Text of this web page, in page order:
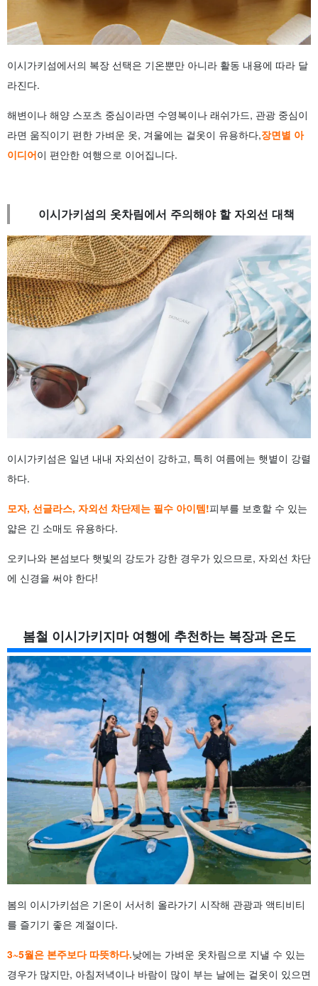
이시가키섬에서의 복장 선택은 기온뿐만 아니라 활동 내용에 따라 달
라진다.
해변이나 해양 스포츠 중심이라면 수영복이나 래쉬가드, 관광 중심이
라면 움직이기 편한 가벼운 옷, 겨울에는 겉옷이 유용하다,장면별 아
이디어이 편안한 여행으로 이어집니다.
이시가키섬의 옷차림에서 주의해야 할 자외선 대책
이시가키섬은 일년 내내 자외선이 강하고, 특히 여름에는 햇볕이 강렬
하다.
모자, 선글라스, 자외선 차단제는 필수 아이템!피부를 보호할 수 있는
얇은 긴 소매도 유용하다.
오키나와 본섬보다 햇빛의 강도가 강한 경우가 있으므로, 자외선 차단
에 신경을 써야 한다!
봄철 이시가키지마 여행에 추천하는 복장과 온도
봄의 이시가키섬은 기온이 서서히 올라가기 시작해 관광과 액티비티
를 즐기기 좋은 계절이다.
3~5월은 본주보다 따뜻하다.낮에는 가벼운 옷차림으로 지낼 수 있는
경우가 많지만, 아침저녁이나 바람이 많이 부는 날에는 겉옷이 있으면